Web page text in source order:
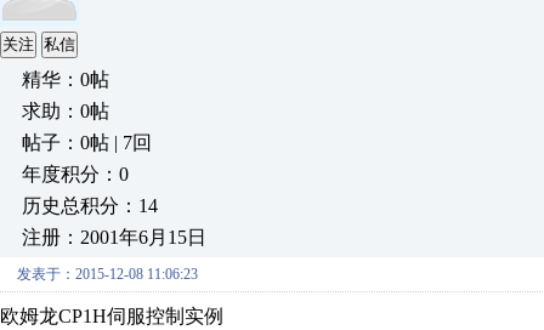
关注 私信
精华：0帖
求助：0帖
帖子：0帖 | 7回
年度积分：0
历史总积分：14
注册：2001年6月15日
发表于：2015-12-08 11:06:23
欧姆龙CP1H伺服控制实例